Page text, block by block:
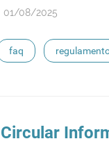
01/08/2025
faq
Circular